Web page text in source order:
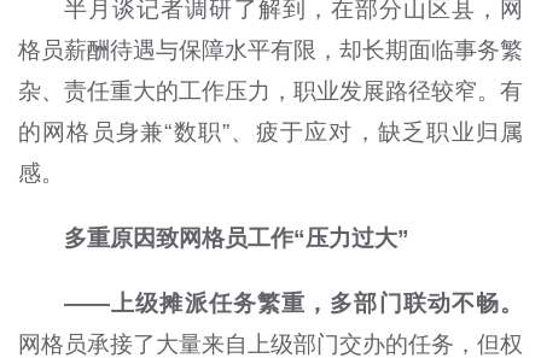
半月谈记者调研了解到，在部分山区县，网
格员薪酬待遇与保障水平有限，却长期面临事务繁
杂、责任重大的工作压力，职业发展路径较窄。有
的网格员身兼“数职”、疲于应对，缺乏职业归属
感。
多重原因致网格员工作“压力过大”
——上级摊派任务繁重，多部门联动不畅。
网格员承接了大量来自上级部门交办的任务，但权